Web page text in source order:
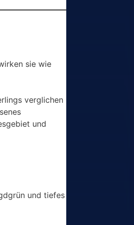
sie wie
verglichen
und
und tiefes